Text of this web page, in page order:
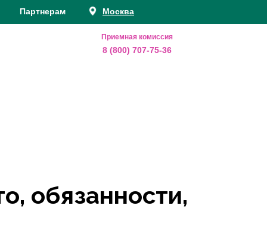
Москва
Партнерам
8 (800) 707-75-36
Приемная комиссия
обязанности,